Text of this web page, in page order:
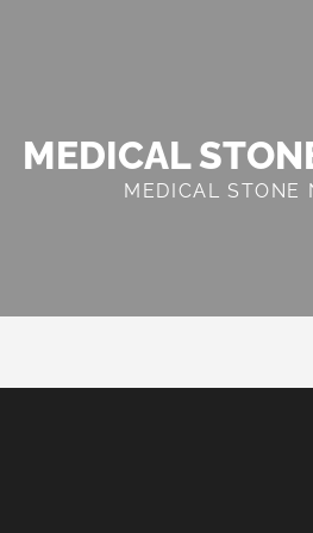
MEDICAL
MEDICAL STONE